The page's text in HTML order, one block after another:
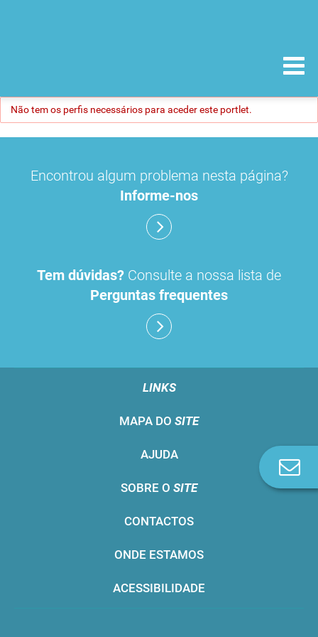
Não tem os perfis necessários para aceder este portlet.
Encontrou algum problema nesta página?
Informe-nos
Tem dúvidas? Consulte a nossa lista de
Perguntas frequentes
LINKS
MAPA DO SITE
AJUDA
SOBRE O SITE
CONTACTOS
ONDE ESTAMOS
ACESSIBILIDADE